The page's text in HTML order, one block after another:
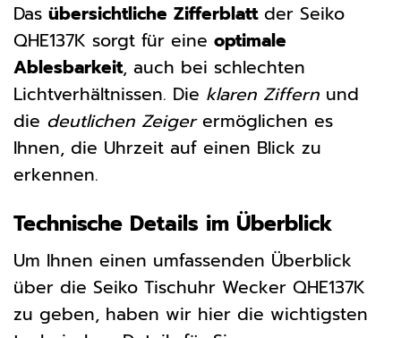
Das übersichtliche Zifferblattder Seiko
QHE137K sorgt für eine optimale
Ablesbarkeit, auch bei schlechten
Lichtverhältnissen. Die klaren Ziffern und
die deutlichen Zeigerermöglichen es
Ihnen, die Uhrzeit auf einen Blick zu
erkennen.
Technische Details im Überblick
Um Ihnen einen umfassenden Überblick
über die Seiko Tischuhr Wecker QHE137K
zu geben, haben wir hier die wichtigsten